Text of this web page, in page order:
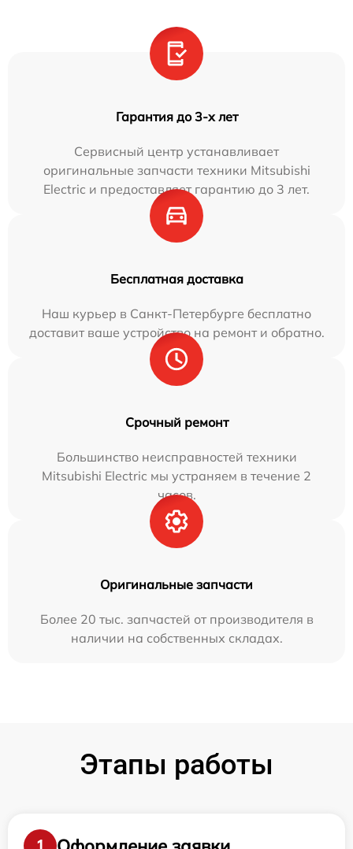
Гарантия до 3-х лет
Сервисный центр устанавливает
оригинальные запчасти техники Mitsubishi
Electric и предоставляет гарантию до 3 лет.
Бесплатная доставка
Наш курьер в Санкт-Петербурге бесплатно
доставит ваше устройство на ремонт и обратно.
Срочный ремонт
Большинство неисправностей техники
Mitsubishi Electric мы устраняем в течение 2
часов.
Оригинальные запчасти
Более 20 тыс. запчастей от производителя в
наличии на собственных складах.
Этапы работы